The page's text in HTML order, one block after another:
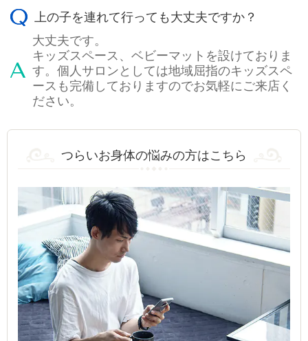
上の子を連れて行っても大丈夫ですか？
大丈夫です。
キッズスペース、ベビーマットを設けておりま
す。個人サロンとしては地域屈指のキッズスペ
ースも完備しておりますのでお気軽にご来店く
ださい。
つらいお身体の悩みの方はこちら